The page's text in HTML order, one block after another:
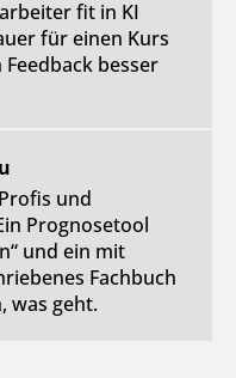
fit in KI
für einen Kurs
besser
und
Prognosetool
und ein mit
Fachbuch
was geht.